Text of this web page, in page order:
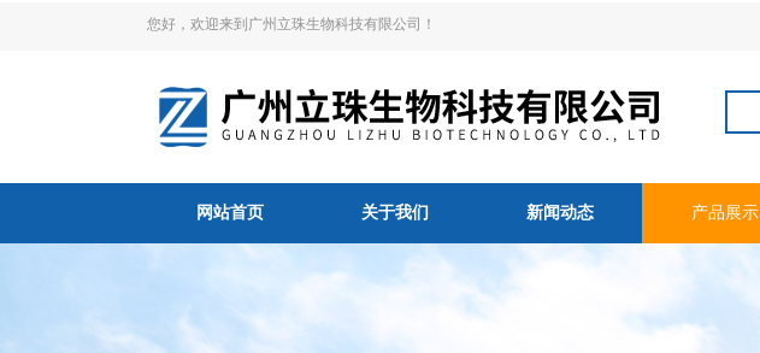
您好，欢迎来到广州立珠生物科技有限公司！
网站首页 关于我们 新闻动态 产品展示